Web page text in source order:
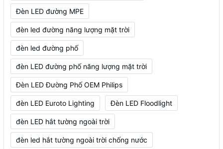
Đèn LED đường MPE
đèn led đường năng lượng mặt trời
đèn led đường phố
đèn LED đường phố năng lượng mặt trời
Đèn LED Đường Phố OEM Philips
đèn LED Euroto Lighting Đèn LED Floodlight
đèn LED hắt tường ngoài trời
đèn led hắt tường ngoài trời chống nước